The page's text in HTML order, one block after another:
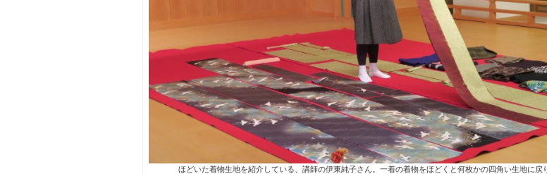
ほどいた着物生地を紹介している、講師の伊東純子さん。一着の着物をほどくと何枚かの四角い生地に戻